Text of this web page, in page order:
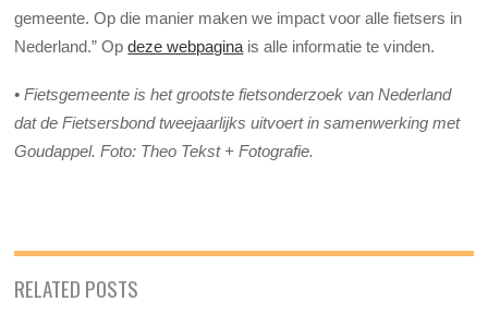
gemeente. Op die manier maken we impact voor alle fietsers in
Nederland.” Opdeze webpagina is alle informatie te vinden.
• Fietsgemeente is het grootste fietsonderzoek van Nederland
dat de Fietsersbond tweejaarlijks uitvoert in samenwerking met
Goudappel. Foto: Theo Tekst + Fotografie.
RELATED POSTS